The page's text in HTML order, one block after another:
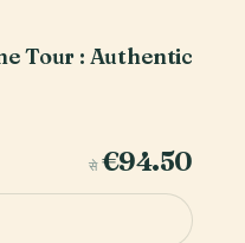
Tour : Authentic
से €94.50